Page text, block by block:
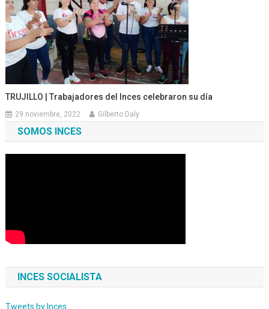
TRUJILLO | Trabajadores del Inces celebraron su día
29 noviembre, 2022 Gilberto Daly
SOMOS INCES
INCES SOCIALISTA
Tweets by Inces